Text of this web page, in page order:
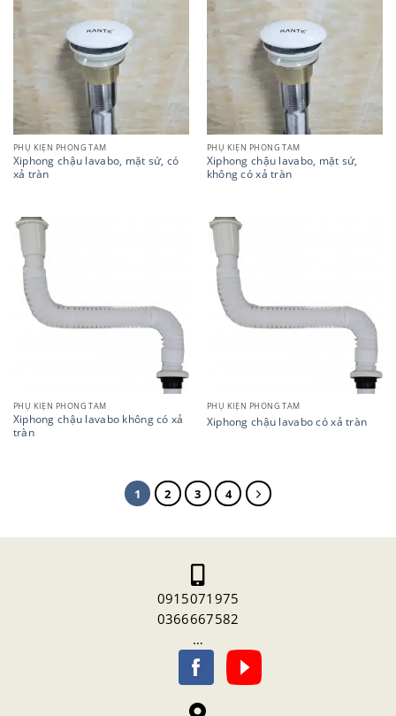
PHỤ KIỆN PHÒNG TẮM
Xiphong chậu lavabo, mặt sứ, có
xả tràn
PHỤ KIỆN PHÒNG TẮM
Xiphong chậu lavabo, mặt sứ,
không có xả tràn
PHỤ KIỆN PHÒNG TẮM
Xiphong chậu lavabo không có xả
tràn
PHỤ KIỆN PHÒNG TẮM
Xiphong chậu lavabo có xả tràn
1 2 3 4
0915071975
0366667582
…